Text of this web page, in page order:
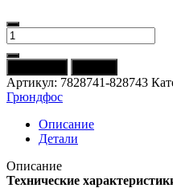
Количество
товара
Насос
(голова)
GRUNDFOS
UPS
15/50
(против
часовой,
3
скорости,
Артикул: 7828741-828743
Грюндфос
Описание
Детали
Описание
Технические